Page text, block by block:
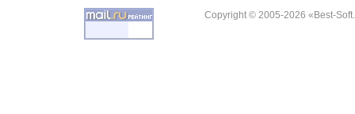
Copyright © 2005-2026 «Best-